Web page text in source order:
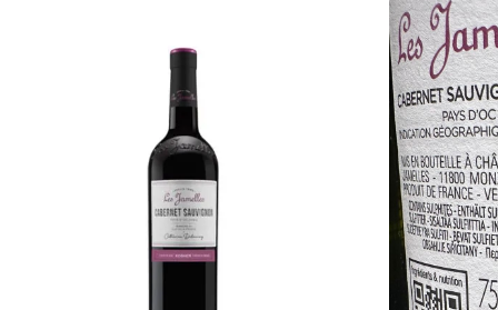
ומורכב.
עשבי תיבול
של מנות.
לסל